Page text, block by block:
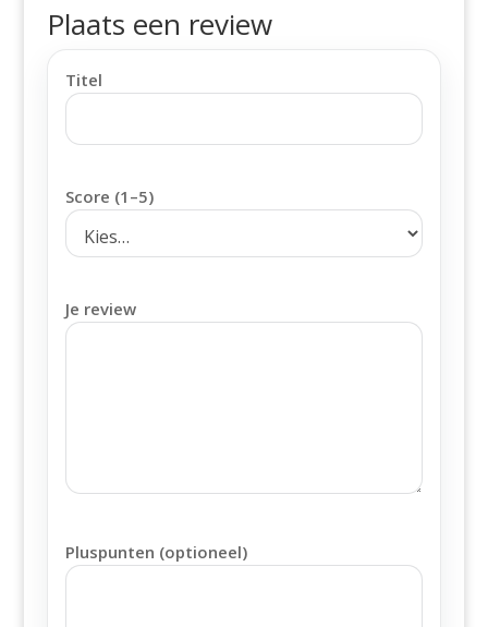
Plaats een review
Titel
Score (1–5)
Je review
Pluspunten (optioneel)